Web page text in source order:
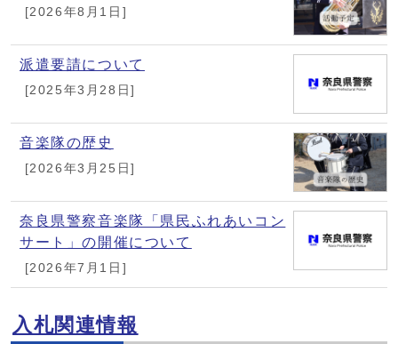
[2026年8月1日]
派遣要請について
[2025年3月28日]
音楽隊の歴史
[2026年3月25日]
奈良県警察音楽隊「県民ふれあいコン
サート」の開催について
[2026年7月1日]
入札関連情報